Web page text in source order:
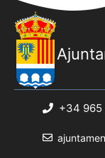
+34 965